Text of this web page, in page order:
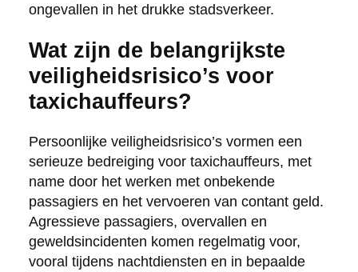
ongevallen in het drukke stadsverkeer.
Wat zijn de belangrijkste
veiligheidsrisico’s voor
taxichauffeurs?
Persoonlijke veiligheidsrisico’s vormen een
serieuze bedreiging voor taxichauffeurs, met
name door het werken met onbekende
passagiers en het vervoeren van contant geld.
Agressieve passagiers, overvallen en
geweldsincidenten komen regelmatig voor,
vooral tijdens nachtdiensten en in bepaalde